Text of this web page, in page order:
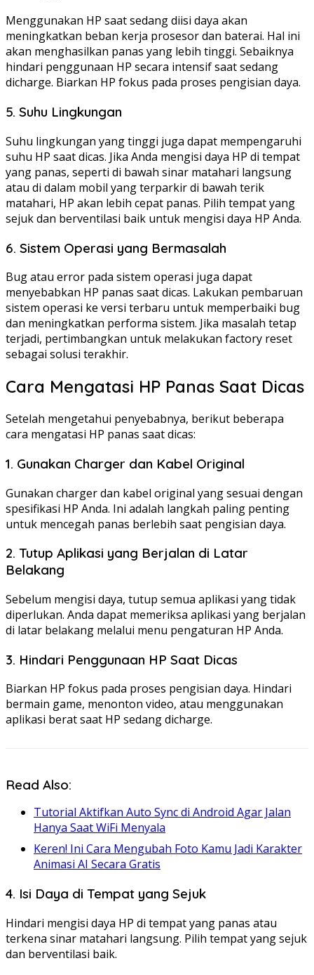
Menggunakan HP saat sedang diisi daya akan
meningkatkan beban kerja prosesor dan baterai. Hal ini
akan menghasilkan panas yang lebih tinggi. Sebaiknya
hindari penggunaan HP secara intensif saat sedang
dicharge. Biarkan HP fokus pada proses pengisian daya.
5. Suhu Lingkungan
Suhu lingkungan yang tinggi juga dapat mempengaruhi
suhu HP saat dicas. Jika Anda mengisi daya HP di tempat
yang panas, seperti di bawah sinar matahari langsung
atau di dalam mobil yang terparkir di bawah terik
matahari, HP akan lebih cepat panas. Pilih tempat yang
sejuk dan berventilasi baik untuk mengisi daya HP Anda.
6. Sistem Operasi yang Bermasalah
Bug atau error pada sistem operasi juga dapat
menyebabkan HP panas saat dicas. Lakukan pembaruan
sistem operasi ke versi terbaru untuk memperbaiki bug
dan meningkatkan performa sistem. Jika masalah tetap
terjadi, pertimbangkan untuk melakukan factory reset
sebagai solusi terakhir.
Cara Mengatasi HP Panas Saat Dicas
Setelah mengetahui penyebabnya, berikut beberapa
cara mengatasi HP panas saat dicas:
1. Gunakan Charger dan Kabel Original
Gunakan charger dan kabel original yang sesuai dengan
spesifikasi HP Anda. Ini adalah langkah paling penting
untuk mencegah panas berlebih saat pengisian daya.
2. Tutup Aplikasi yang Berjalan di Latar
Belakang
Sebelum mengisi daya, tutup semua aplikasi yang tidak
diperlukan. Anda dapat memeriksa aplikasi yang berjalan
di latar belakang melalui menu pengaturan HP Anda.
3. Hindari Penggunaan HP Saat Dicas
Biarkan HP fokus pada proses pengisian daya. Hindari
bermain game, menonton video, atau menggunakan
aplikasi berat saat HP sedang dicharge.
Read Also:
Tutorial Aktifkan Auto Sync di Android Agar Jalan
Hanya Saat WiFi Menyala
Keren! Ini Cara Mengubah Foto Kamu Jadi Karakter
Animasi AI Secara Gratis
4. Isi Daya di Tempat yang Sejuk
Hindari mengisi daya HP di tempat yang panas atau
terkena sinar matahari langsung. Pilih tempat yang sejuk
dan berventilasi baik.